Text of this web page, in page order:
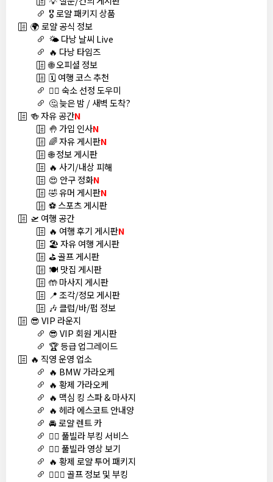
🎖️ 로얄 패키지 상품
🌍 로얄 공식 정보
🌤️ 다낭 날씨 Live
🔥 다낭 타임즈
🌐 오피셜 정보
🗓️ 여행 코스 추천
🏊‍♀️ 숙소 선정 도우미
🤔 늦은 밤 / 새벽 도착?
🍻 자유 공간N
🤚 가입 인사N
🌈 자유 게시판N
🌐 정보 게시판
🔥 사기/내상 피해
😍 안구 정화N
🤣 유머 게시판N
⚽ 스포츠 게시판
🛫 여행 공간
🔥 여행 후기 게시판N
🏖️ 자유 여행 게시판
⛳ 골프 게시판
🍽️ 맛집 게시판
🤲 마사지 게시판
📍 조각/정모 게시판
🎶 클럽/바/펍 정보
😎 VIP 라운지
😎 VIP 회원 게시판
🏆 등급 업그레이드
🔥 직영 운영 업소
🔥 BMW 가라오케
🔥 황제 가라오케
🔥 맥심 킹 스파 & 마사지
🔥 헤라 에스코트 안내양
🚘 로얄 렌트 카
🏊‍♀️ 풀빌라 부킹 서비스
🏊‍♀️ 풀빌라 영상 보기
🔥 황제 로얄 투어 패키지
🏌🏻‍♂️ 골프 정보 및 부킹